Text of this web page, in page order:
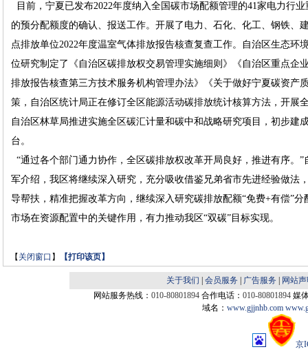
目前，宁夏已发布2022年度纳入全国碳市场配额管理的41家电力行
的预分配额度的确认、报送工作。开展了电力、石化、化工、钢铁、
点排放单位2022年度温室气体排放报告核查复查工作。自治区生态环
位研究制定了《自治区碳排放权交易管理实施细则》《自治区重点企
排放报告核查第三方技术服务机构管理办法》《关于做好宁夏碳资产
策，自治区统计局正在修订全区能源活动碳排放统计核算方法，开展
自治区林草局推进实施全区碳汇计量和碳中和战略研究项目，初步建
台。
“通过各个部门通力协作，全区碳排放权改革开局良好，推进有序。
军介绍，我区将继续深入研究，充分吸收借鉴兄弟省市先进经验做法
导帮扶，精准把握改革方向，继续深入研究碳排放配额“免费+有偿”
市场在资源配置中的关键作用，有力推动我区“双碳”目标实现。
【 关闭窗口 】 【打印该页】
关于我们 会员服务 广告服务
网站
网站服务热线： 010-80801894 合作电话： 010-80801894 媒
域名： www.gjjnhb.com
京